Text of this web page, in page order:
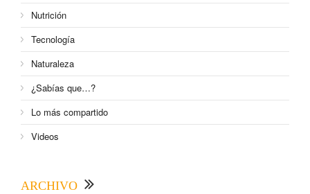
Nutrición
Tecnología
Naturaleza
¿Sabías que…?
Lo más compartido
Videos
ARCHIVO